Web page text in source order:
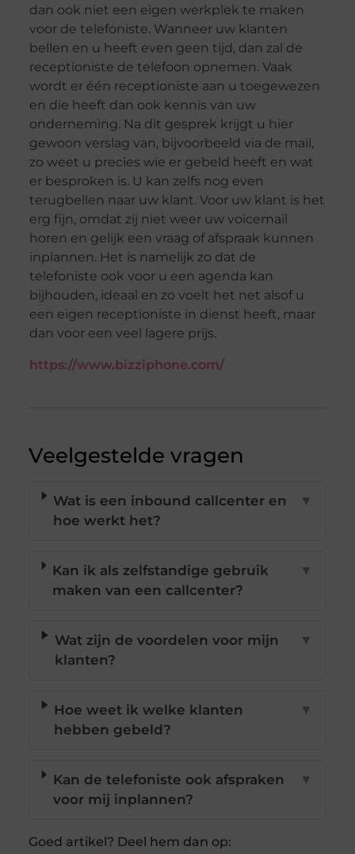
dan ook niet een eigen werkplek te maken
voor de telefoniste. Wanneer uw klanten
bellen en u heeft even geen tijd, dan zal de
receptioniste de telefoon opnemen. Vaak
wordt er één receptioniste aan u toegewezen
en die heeft dan ook kennis van uw
onderneming. Na dit gesprek krijgt u hier
gewoon verslag van, bijvoorbeeld via de mail,
zo weet u precies wie er gebeld heeft en wat
er besproken is. U kan zelfs nog even
terugbellen naar uw klant. Voor uw klant is het
erg fijn, omdat zij niet weer uw voicemail
horen en gelijk een vraag of afspraak kunnen
inplannen. Het is namelijk zo dat de
telefoniste ook voor u een agenda kan
bijhouden, ideaal en zo voelt het net alsof u
een eigen receptioniste in dienst heeft, maar
dan voor een veel lagere prijs.
https://www.bizziphone.com/
Veelgestelde vragen
Wat is een inbound callcenter en
hoe werkt het?
▼
Kan ik als zelfstandige gebruik
maken van een callcenter?
▼
Wat zijn de voordelen voor mijn
klanten?
▼
Hoe weet ik welke klanten
hebben gebeld?
▼
Kan de telefoniste ook afspraken
voor mij inplannen?
▼
Goed artikel? Deel hem dan op: